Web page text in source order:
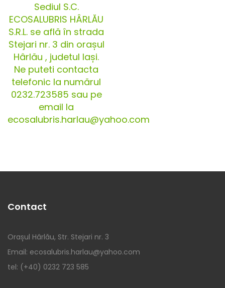
Sediul S.C.
ECOSALUBRIS HÂRLĂU
S.R.L. se află în strada
Stejari nr. 3 din orașul
Hârlău , judetul Iași.
Ne puteti contacta
telefonic la numărul
0232.723585 sau pe
email la
ecosalubris.harlau@yahoo.com
Contact
Orașul Hârlău, Str. Stejari nr. 3
Email: ecosalubris.harlau@yahoo.com
tel: (+40) 0232 723 585